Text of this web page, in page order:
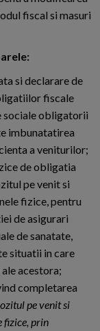
fiscal si masuri
si declarare de
fiscale
sociale obligatorii
imbunatatirea
a veniturilor;
de obligatia
pe venit si
fizice, pentru
de asigurari
de sanatate,
situatii in care
acestora;
completarea
pe venit si
fizice, prin